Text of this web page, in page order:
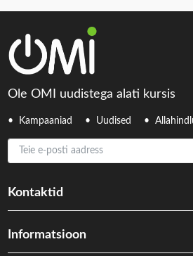
Ole OMI uudistega alati kursis
Kampaaniad Uudised
Teie e-posti aadress
Kontaktid
Informatsioon